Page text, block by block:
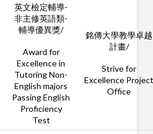
英文檢定輔導-
非主修英語類-
輔導優異獎/
Award for
Excellence in
Tutoring Non-
English majors
Passing English
Proficiency
Test
銘傳大學教學卓越
計畫/
Strive for
Excellence
Office